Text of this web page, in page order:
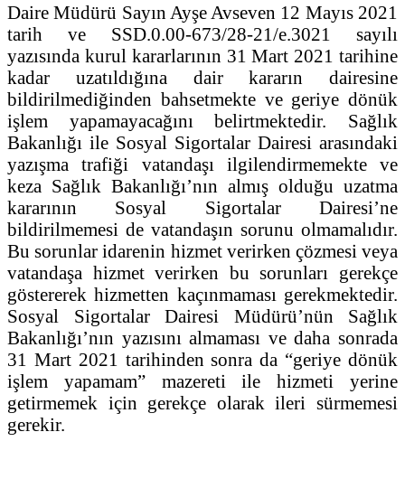
Daire Müdürü Sayın Ayşe Avseven 12 Mayıs 2021
tarih ve SSD.0.00-673/28-21/e.3021 sayılı
yazısında kurul kararlarının 31 Mart 2021 tarihine
kadar uzatıldığına dair kararın dairesine
bildirilmediğinden bahsetmekte ve geriye dönük
işlem yapamayacağını belirtmektedir. Sağlık
Bakanlığı ile Sosyal Sigortalar Dairesi arasındaki
yazışma trafiği vatandaşı ilgilendirmemekte ve
keza Sağlık Bakanlığı’nın almış olduğu uzatma
kararının Sosyal Sigortalar Dairesi’ne
bildirilmemesi de vatandaşın sorunu olmamalıdır.
Bu sorunlar idarenin hizmet verirken çözmesi veya
vatandaşa hizmet verirken bu sorunları gerekçe
göstererek hizmetten kaçınmaması gerekmektedir.
Sosyal Sigortalar Dairesi Müdürü’nün Sağlık
Bakanlığı’nın yazısını almaması ve daha sonrada
31 Mart 2021 tarihinden sonra da “geriye dönük
işlem yapamam” mazereti ile hizmeti yerine
getirmemek için gerekçe olarak ileri sürmemesi
gerekir.